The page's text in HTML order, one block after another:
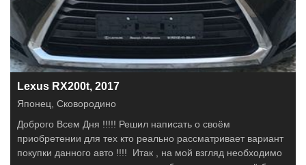
Lexus RX200t, 2017
Японец Сковородино
Доброго Всем Дня !!!!! Решил написать о своём
приобретении для тех кто реально рассматривает вариант
покупки данного авто !!!! Итак , на мой взгляд необходимо